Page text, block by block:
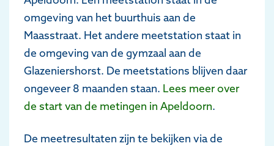
omgeving van het buurthuis aan de
Maasstraat. Het andere meetstation staat in
de omgeving van de gymzaal aan de
Glazeniershorst. De meetstations blijven daar
ongeveer 8 maanden staan. Lees meer over
de start van de metingen in Apeldoorn.
De meetresultaten zijn te bekijken via de